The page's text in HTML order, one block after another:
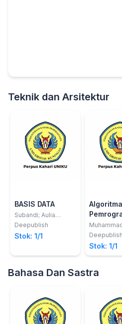
Teknik dan Arsitektur
BASIS DATA
Subandi; Aulia
Akhrian Syahidi
Deepublish
Stok: 1/1
Ropianto;
Deepublish
Stok: 1/1
Bahasa Dan Sastra